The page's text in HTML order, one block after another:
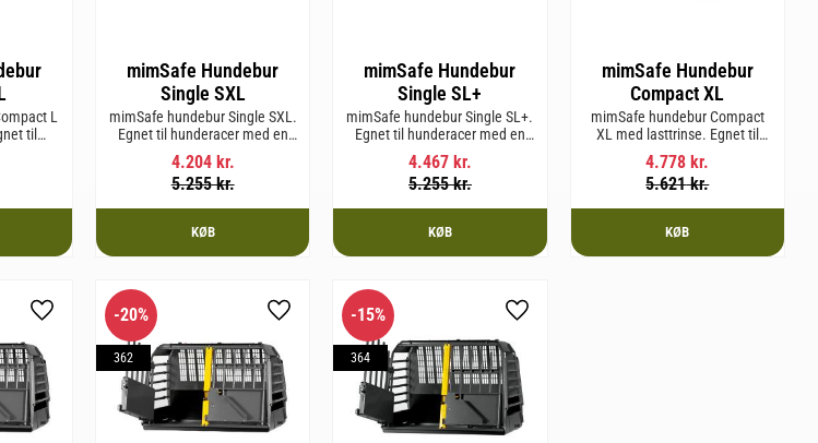
L
til
en
58 cm.
mimSafe Hundebur
Single SXL
mimSafe hundebur Single SXL.
Egnet til hunderacer med en
skulderhøjde på op til 64 cm.
4.204kr.
5.255kr.
KØB
mimSafe Hundebur
Single SL+
mimSafe hundebur Single SL+.
Egnet til hunderacer med en
skulderhøjde på op til 62 cm.
4.467kr.
5.255kr.
KØB
mimSafe Hundebur
Compact XL
mimSafe hundebur Compact
XL med lasttrinse. Egnet til
hunderacer med en
skulderhøjde på op til 58 cm.
4.778 kr.
5.621kr.
KØB
Gem som favorit
20%
362
Gem som favorit
15%
364
Gem som favorit